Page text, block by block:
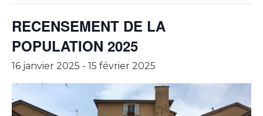
RECENSEMENT DE LA
POPULATION 2025
16 janvier 2025 - 15 février 2025